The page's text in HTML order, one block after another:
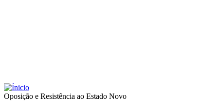
Oposição e Resistência ao Estado Novo